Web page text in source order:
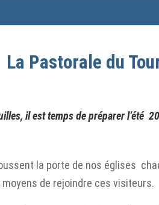
La Pastorale du
il est temps de préparer l’été
la porte de nos églises
de rejoindre ces visiteurs.